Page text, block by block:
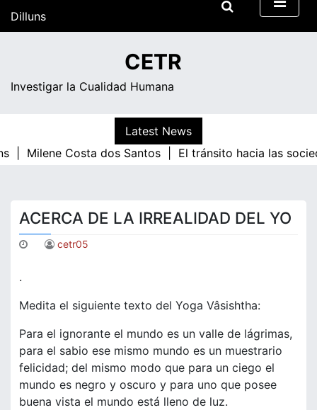
Dilluns
CETR
Investigar la Cualidad Humana
Latest News
|
Milene Costa dos Santos | El tránsito hacia las
ACERCA DE LA IRREALIDAD DEL YO
cetr05
.
Medita el siguiente texto del Yoga Vâsishtha:
Para el ignorante el mundo es un valle de lágrimas,
para el sabio ese mismo mundo es un muestrario
felicidad; del mismo modo que para un ciego el
mundo es negro y oscuro y para uno que posee
buena vista el mundo está lleno de luz.